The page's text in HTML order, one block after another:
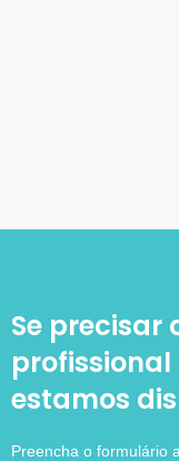
Se precisar
estamos
Preencha o formulário